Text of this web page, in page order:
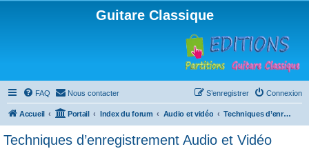
Guitare Classique
FAQ Nous contacter Connexion
S’enregistrer
Accueil Portail Index du forum Audio et vidéo Techniques d’enregistrement Audio et Vidéo
Techniques d’enregistrement Audio et Vidéo